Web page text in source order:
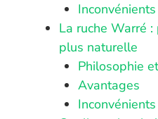
Inconvénients
La ruche Warré
plus naturelle
Philosophie
Avantages
Inconvénients